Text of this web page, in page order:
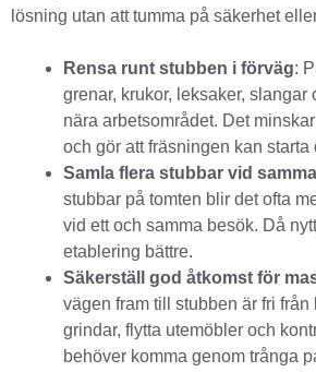
lösning utan att tumma på säkerhet
Rensa runt stubben i förväg:
grenar, krukor, leksaker, slangar
nära arbetsområdet. Det
och gör att fräsningen kan starta
Samla flera stubbar vid
stubbar på tomten blir det ofta
vid ett och samma besök. Då
etablering bättre.
Säkerställ god åtkomst för
vägen fram till stubben är fri från
grindar, flytta utemöbler och
behöver komma genom trånga